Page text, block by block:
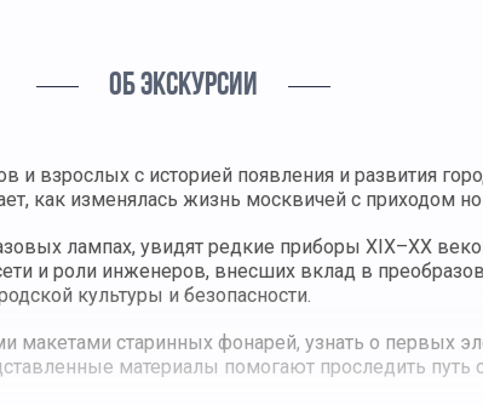
ОБ ЭКСКУРСИИ
взрослых с историей появления и развития
как изменялась жизнь москвичей с приходом
лампах, увидят редкие приборы XIX–XX
и роли инженеров, внесших вклад в
культуры и безопасности.
старинных фонарей, узнать о первых
материалы помогают проследить путь